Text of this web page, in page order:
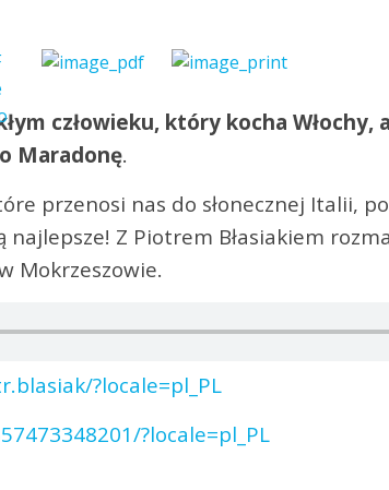
człowieku, który kocha Włochy,
Maradonę.
przenosi nas do słonecznej Italii,
Z Piotrem Błasiakiem
Mokrzeszowie.
?locale=pl_PL
?locale=pl_PL